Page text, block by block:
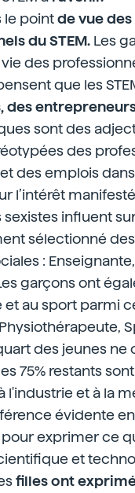
le pointde vue
du STEM. Les
des
que les
des
sont des
des
des emplois
l’intérêt
influent
sélectionné
:
garçons ont
au sport parmi
des jeunes
75% restants
l'industrie et à la
évidente
exprimer ce
et
filles ont